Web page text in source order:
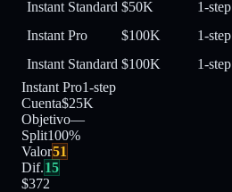
Instant Standard $50K 1-step
Instant Pro
$100K 1-step
Instant Standard $100K 1-step
Instant Pro1-step
Cuenta$25K
Objetivo—
Split100%
Valor51
Dif.15
$372